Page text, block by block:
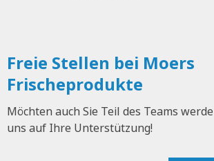
Freie Stellen bei Moers
Frischeprodukte
Möchten auch Sie Teil des Teams
uns auf Ihre Unterstützung!